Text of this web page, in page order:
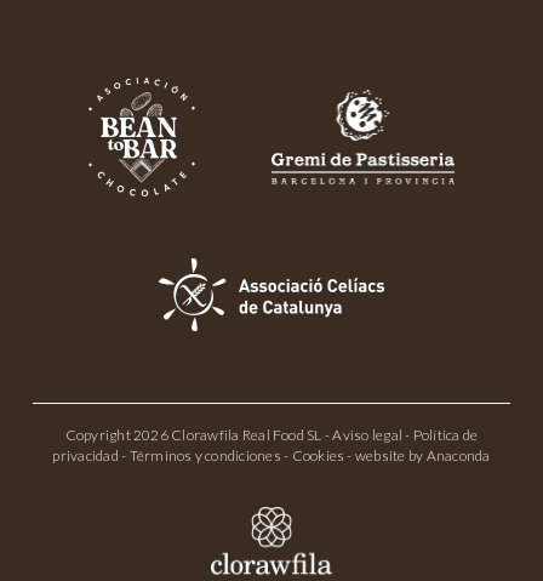
Copyright 2026 Clorawfila Real Food SL -Aviso legal - Política de
privacidad - Términos y condiciones - Cookies - website by Anaconda